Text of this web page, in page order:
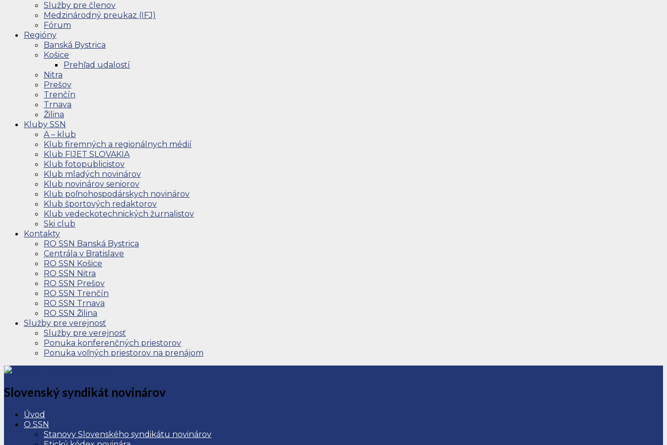
Služby pre členov
Medzinárodný preukaz (IFJ)
Fórum
Regióny
Banská Bystrica
Košice
Prehľad udalostí
Nitra
Prešov
Trenčín
Trnava
Žilina
Kluby SSN
A – klub
Klub firemných a regionálnych médií
Klub FIJET SLOVAKIA
Klub fotopublicistov
Klub mladých novinárov
Klub novinárov seniorov
Klub poľnohospodárskych novinárov
Klub športových redaktorov
Klub vedeckotechnických žurnalistov
Ski club
Kontakty
RO SSN Banská Bystrica
Centrála v Bratislave
RO SSN Košice
RO SSN Nitra
RO SSN Prešov
RO SSN Trenčín
RO SSN Trnava
RO SSN Žilina
Služby pre verejnosť
Služby pre verejnosť
Ponuka konferenčných priestorov
Ponuka voľných priestorov na prenájom
Slovenský syndikát novinárov
Úvod
O SSN
Stanovy Slovenského syndikátu novinárov